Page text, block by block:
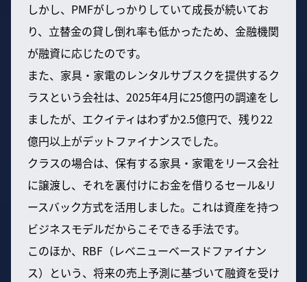
しかし、PMFがしっかりしていて成長が続いてお
り、立替金の貸し倒れ率も低かったため、金融機関
が融資に応じたのです。
また、家具・家電のレンタルサブスクを提供するク
ラスという会社は、2025年4月に25億円の調達をし
ましたが、エクイティはわずか2.5億円で、残り22
億円以上がデットファイナンスでした。
クラスの場合は、保有する家具・家電をリース会社
に譲渡し、それを裏付けにお金を借りるセール&リ
ースバック方式を活用しました。これは資産を持つ
ビジネスモデルだからこそできる手法です。
このほか、RBF（レベニューベースドファイナン
ス）という、将来の売上予測に基づいて融資を受け